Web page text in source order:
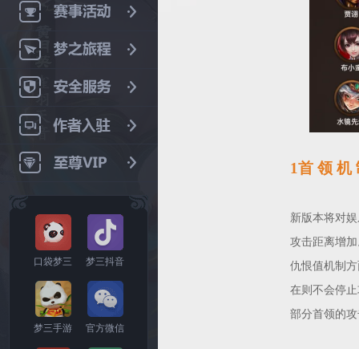
口袋梦三 梦三抖音
梦三手游 官方微信
1首 领 机
新版本将对
攻击距离增
仇恨值机制
在则不会停
部分首领的